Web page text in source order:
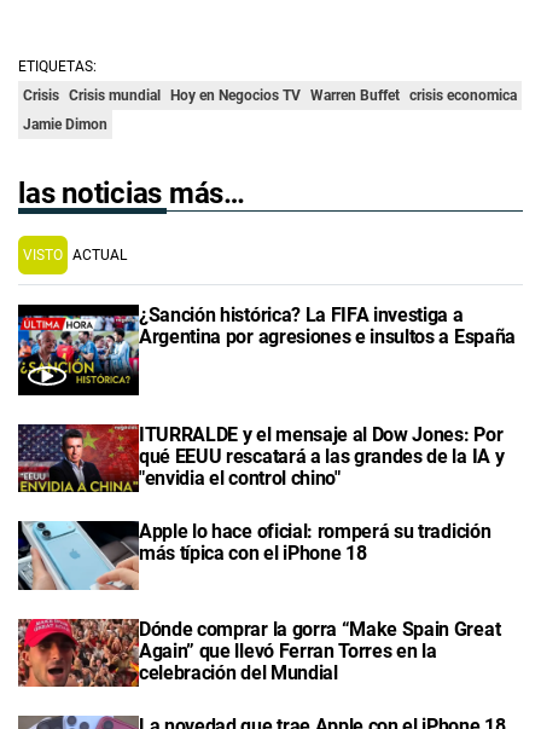
ETIQUETAS:
Crisis Crisis mundial Hoy en Negocios TV Warren Buffet crisis economica
Jamie Dimon
las noticias más…
VISTO ACTUAL
¿Sanción histórica? La FIFA investiga a
Argentina por agresiones e insultos a España
ITURRALDE y el mensaje al Dow Jones: Por
qué EEUU rescatará a las grandes de la IA y
"envidia el control chino"
Apple lo hace oficial: romperá su tradición
más típica con el iPhone 18
Dónde comprar la gorra “Make Spain Great
Again” que llevó Ferran Torres en la
celebración del Mundial